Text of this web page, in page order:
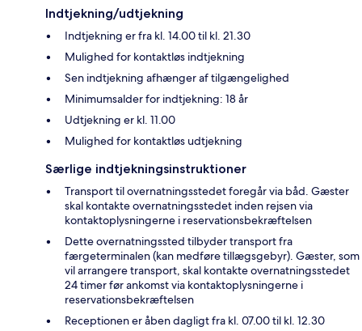
Indtjekning/udtjekning
Indtjekning er fra kl. 14.00 til kl. 21.30
Mulighed for kontaktløs indtjekning
Sen indtjekning afhænger af tilgængelighed
Minimumsalder for indtjekning: 18 år
Udtjekning er kl. 11.00
Mulighed for kontaktløs udtjekning
Særlige indtjekningsinstruktioner
Transport til overnatningsstedet foregår via båd. Gæster
skal kontakte overnatningsstedet inden rejsen via
kontaktoplysningerne i reservationsbekræftelsen
Dette overnatningssted tilbyder transport fra
færgeterminalen (kan medføre tillægsgebyr). Gæster, som
vil arrangere transport, skal kontakte overnatningsstedet
24 timer før ankomst via kontaktoplysningerne i
reservationsbekræftelsen
Receptionen er åben dagligt fra kl. 07.00 til kl. 12.30